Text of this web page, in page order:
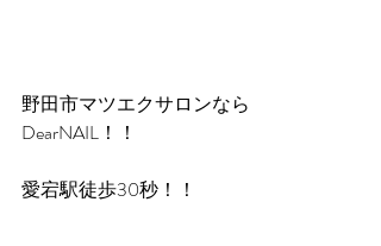
野田市マツエクサロンなら
DearNAIL！！
愛宕駅徒歩30秒！！